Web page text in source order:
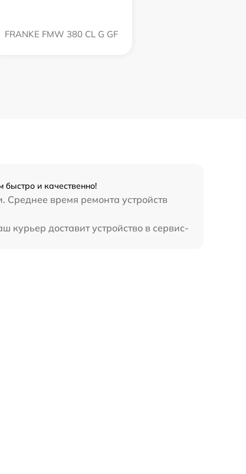
FRANKE FMW 380 CL G GF
быстро и качественно!
Среднее время ремонта устройств
курьер доставит устройство в сервис-